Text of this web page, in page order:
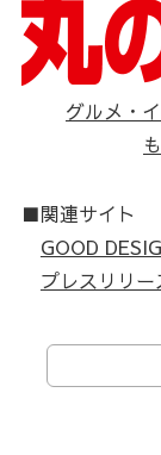
グルメ・
■関連サイト
GOOD
プレスリリー